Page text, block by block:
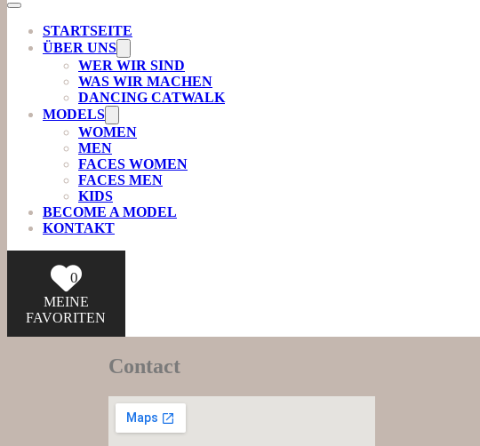
STARTSEITE
ÜBER UNS
WER WIR SIND
WAS WIR MACHEN
DANCING CATWALK
MODELS
WOMEN
MEN
FACES WOMEN
FACES MEN
KIDS
BECOME A MODEL
KONTAKT
0
MEINE
FAVORITEN
Contact